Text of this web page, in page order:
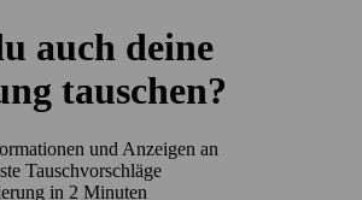
auch deine
tauschen?
und Anzeigen an
Tauschvorschläge
in 2 Minuten